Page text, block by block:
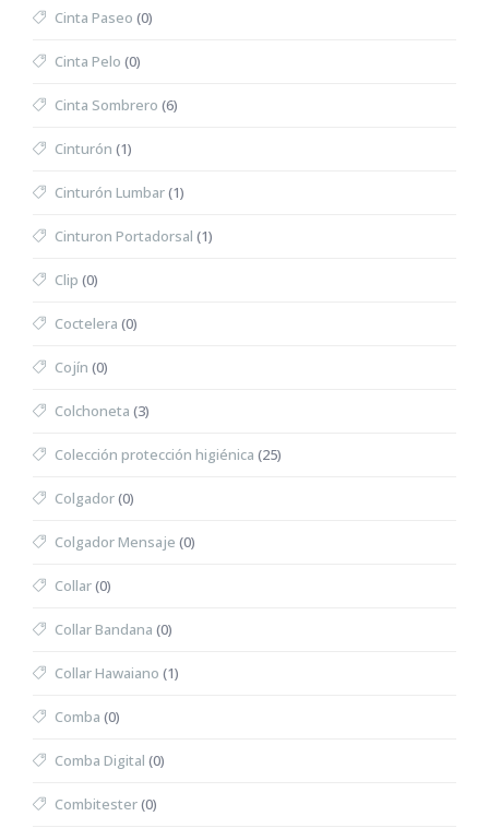
Cinta Paseo (0)
Cinta Pelo (0)
Cinta Sombrero (6)
Cinturón (1)
Cinturón Lumbar(1)
Cinturon Portadorsal (1)
Clip (0)
Coctelera (0)
Cojín (0)
Colchoneta (3)
Colección protección higiénica (25)
Colgador(0)
Colgador Mensaje (0)
Collar(0)
Collar Bandana (0)
Collar Hawaiano (1)
Comba (0)
Comba Digital (0)
Combitester(0)